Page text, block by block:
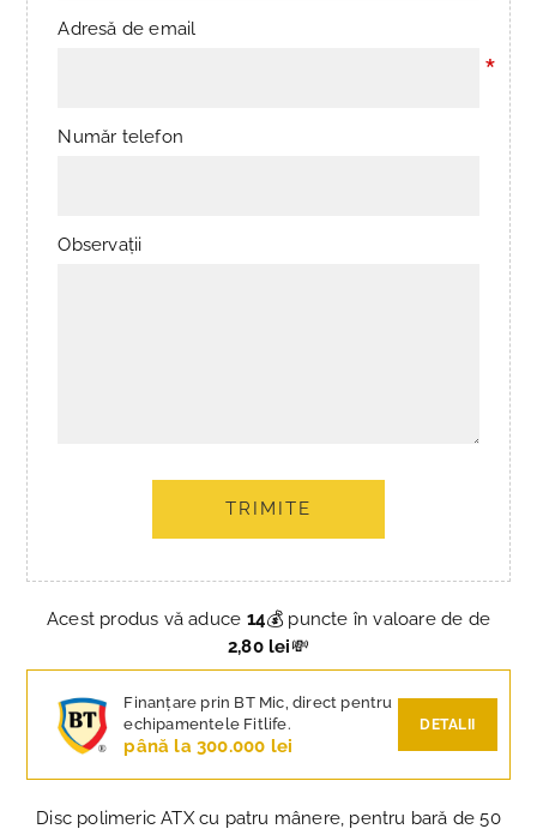
Adresă de email
*
Număr telefon
Observații
TRIMITE
Acest produs vă aduce 14💰 puncte în valoare de de
2,80 lei💸
Finanțare prin BT Mic, direct pentru
echipamentele Fitlife.
până la 300.000 lei
DETALII
Disc polimeric ATX cu patru mânere, pentru bară de 50